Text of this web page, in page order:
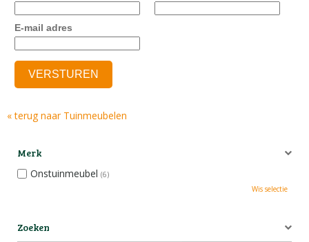
E-mail adres
« terug naar Tuinmeubelen
Merk
Onstuinmeubel (6)
Wis selectie
Zoeken